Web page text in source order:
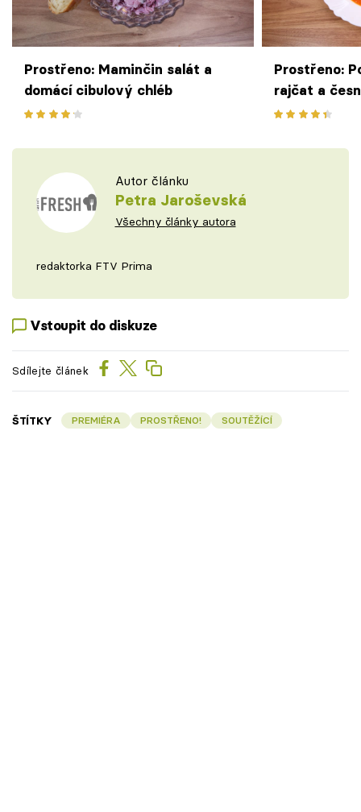
Prostřeno: Maminčin salát a
domácí cibulový chléb
Prostřeno:
rajčat a
Autor článku
Petra Jaroševská
Všechny články autora
redaktorka FTV Prima
Vstoupit do diskuze
Sdílejte článek
ŠTÍTKY PREMIÉRA PROSTŘENO! SOUTĚŽÍCÍ